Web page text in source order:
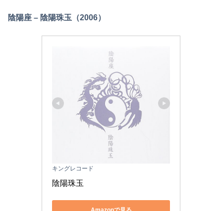
陰陽座 – 陰陽珠玉（2006）
キングレコード
陰陽珠玉